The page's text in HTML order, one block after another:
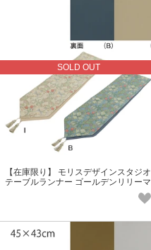
SOLD OUT
【在庫限り】 モリスデザインスタジオ
テーブルランナー ゴールデンリリーマ